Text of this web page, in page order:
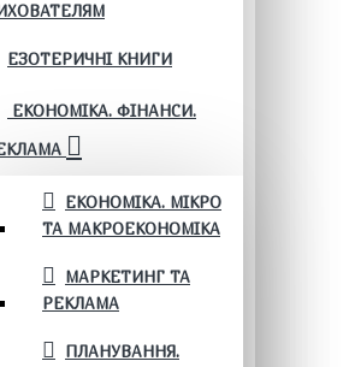
ЕЗОТЕРИЧНІ КНИГИ
ЕКОНОМІКА. ФІНАНСИ.
ЕКОНОМІКА. МІКРО
ТА МАКРОЕКОНОМІКА
МАРКЕТИНГ ТА
РЕКЛАМА
ПЛАНУВАННЯ.